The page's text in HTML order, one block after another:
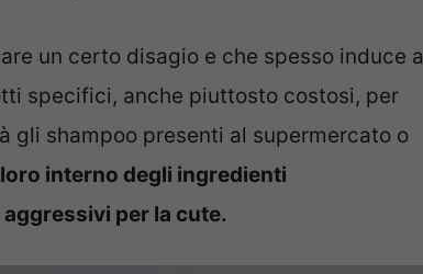
un certo disagio e che spesso induce a
specifici, anche piuttosto costosi, per
gli shampoo presenti al supermercato o
interno degli ingredienti
per la cute.